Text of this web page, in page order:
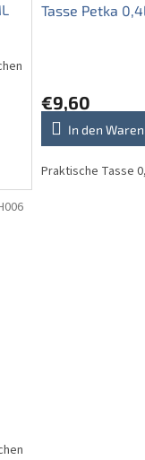
Tasse Petka
€9,60
In den
Praktische Tasse